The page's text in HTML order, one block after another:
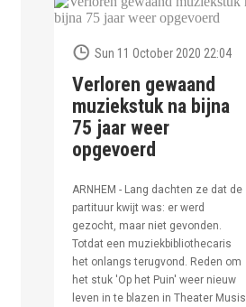
Sun 11 October 2020 22:04
Verloren gewaand
muziekstuk na bijna
75 jaar weer
opgevoerd
ARNHEM - Lang dachten ze dat de
partituur kwijt was: er werd
gezocht, maar niet gevonden.
Totdat een muziekbibliothecaris
het onlangs terugvond. Reden om
het stuk 'Op het Puin' weer nieuw
leven in te blazen in Theater Musis